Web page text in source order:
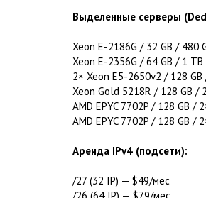
Выделенные серверы
Xeon E-2186G / 32 GB / 480
Xeon E-2356G / 64 GB / 1
2× Xeon E5-2650v2 / 128
Xeon Gold 5218R / 128 GB
AMD EPYC 7702P / 128 GB
AMD EPYC 7702P / 128 GB
Аренда IPv4 (подсети):
/27 (32 IP) — $49/мес
/26 (64 IP) — $79/мес